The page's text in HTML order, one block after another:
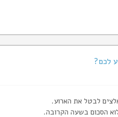
לבטל את הארוע.
הסכום בשעה הקרובה.